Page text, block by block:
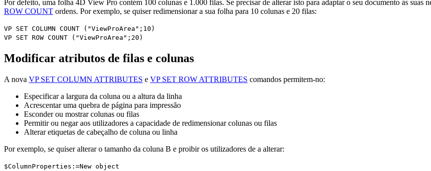
Por defeito, uma folha 4D View Pro contém 100 colunas e 1.000 filas. Se precisar de alterar isto para adaptar o seu documento às suas
ROW COUNT ordens. Por exemplo, se quiser redimensionar a sua folha para 10 colunas e 20 filas:
VP SET COLUMN COUNT ("ViewProArea";10)
VP SET ROW COUNT ("ViewProArea";20)
Modificar atributos de filas e colunas
A nova VP SET COLUMN ATTRIBUTES e VP SET ROW ATTRIBUTES comandos permitem-no:
Especificar a largura da coluna ou a altura da linha
Acrescentar uma quebra de página para impressão
Esconder ou mostrar colunas ou filas
Permitir ou negar aos utilizadores a capacidade de redimensionar colunas ou filas
Alterar etiquetas de cabeçalho de coluna ou linha
Por exemplo, se quiser alterar o tamanho da coluna B e proibir os utilizadores de a alterar:
$ColumnProperties :=New object